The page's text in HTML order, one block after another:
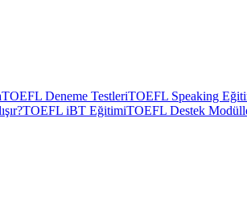
TOEFL Deneme TestleriTOEFL Speaking
TOEFL iBT EğitimiTOEFL Destek